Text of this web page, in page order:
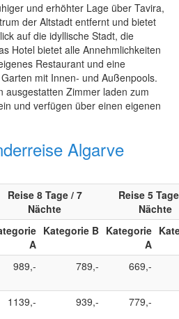
und erhöhter Lage über Tavira,
der Altstadt entfernt und bietet
auf die idyllische Stadt, die
Hotel bietet alle Annehmlichkeiten
Restaurant und eine
mit Innen- und Außenpools.
ausgestatten Zimmer laden zum
und verfügen über einen eigenen
Algarve
Reise 8 Tage / 7
Nächte
Reise 5
Nächte
A
Kategorie B Kategorie
A
989,- 789,- 669,-
1139,- 939,- 779,-